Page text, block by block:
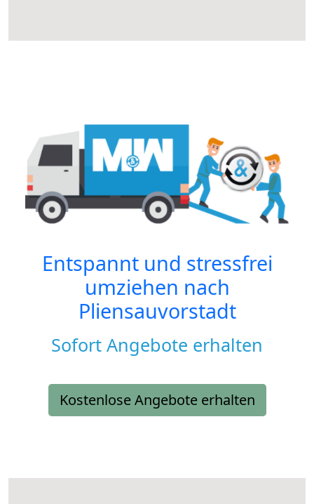
Entspannt und stressfrei
umziehen nach
Pliensauvorstadt
Sofort Angebote erhalten
Kostenlose Angebote erhalten